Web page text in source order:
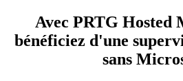
Avec PRTG Hosted
bénéficiez d'une
sans